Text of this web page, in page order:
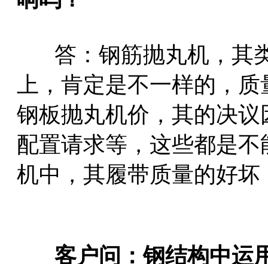
答：钢筋抛丸机，其
上，肯定是不一样的，
钢板抛丸机价，其的决
配置请求等，这些都是
机中，其履带质量的好
客户问：钢结构中运